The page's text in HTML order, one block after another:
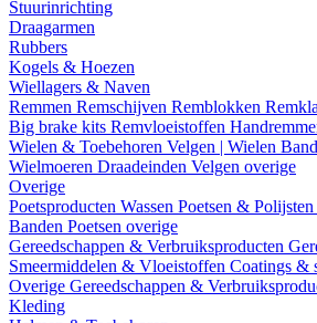
Stuurinrichting
Draagarmen
Rubbers
Kogels & Hoezen
Wiellagers & Naven
Remmen Remschijven Remblokken
Big brake kits Remvloeistoffen
Wielen & Toebehoren Velgen | Wielen
Wielmoeren Draadeinden Velgen overige
Overige
Poetsproducten Wassen Poetsen & Polijsten
Banden Poetsen overige
Gereedschappen & Verbruiksproducten
Smeermiddelen & Vloeistoffen Coatings &
Overige Gereedschappen &
Kleding